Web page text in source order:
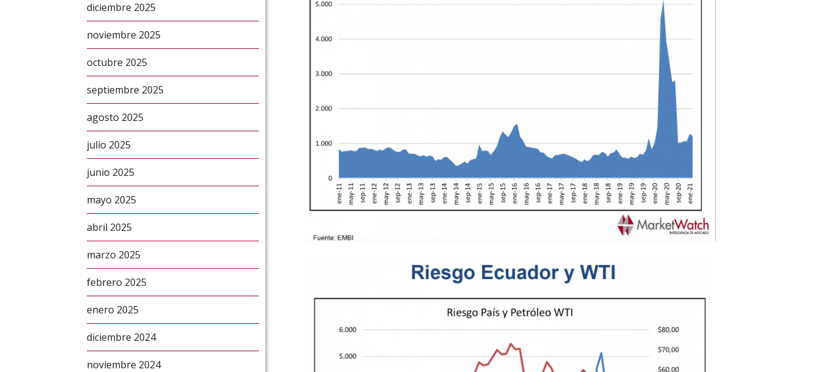
diciembre 2025
noviembre 2025
octubre 2025
septiembre 2025
agosto 2025
julio 2025
junio 2025
mayo 2025
abril 2025
marzo 2025
febrero 2025
enero 2025
diciembre 2024
noviembre 2024